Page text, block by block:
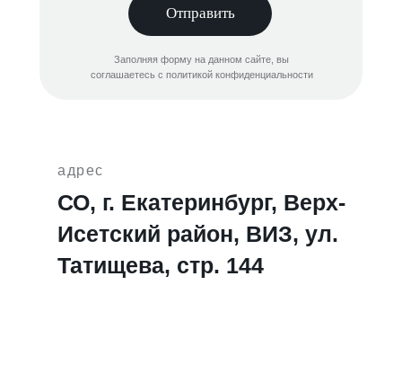
Отправить
Заполняя форму на данном сайте, вы
соглашаетесь с политикой конфиденциальности
адрес
СО, г. Екатеринбург, Верх-
Исетский район, ВИЗ, ул.
Татищева, стр. 144